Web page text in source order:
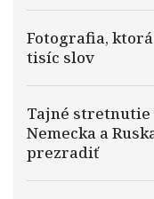
Fotografia,
tisíc slov
Tajné stretnutie
Nemecka a
prezradiť